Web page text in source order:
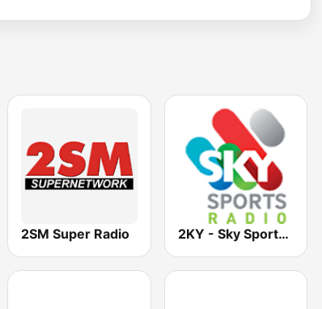
2SM Super Radio 2KY - Sky Sports Radio